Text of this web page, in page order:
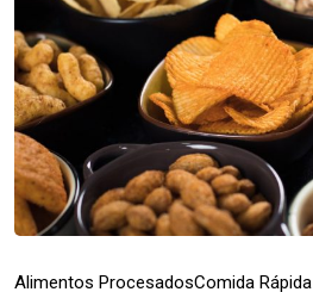
Alimentos ProcesadosComida Rápida